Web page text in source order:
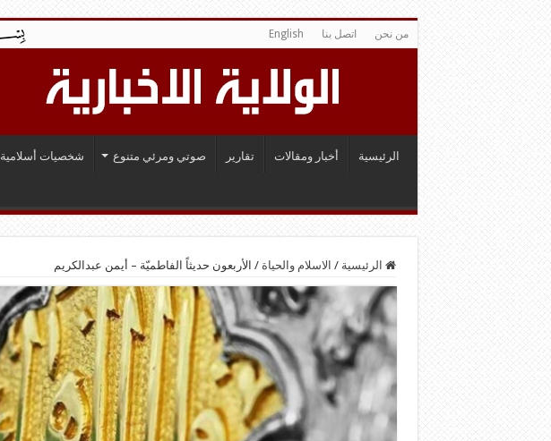
من نحن اتصل بنا English
الرئيسية أخبار ومقالات تقارير صوتي ومرئي متنوع شخصيات أسلامية
الرئيسية / الاسلام والحياة / الأربعون حديثاً الفاطميّة – أيمن عبدالكريم